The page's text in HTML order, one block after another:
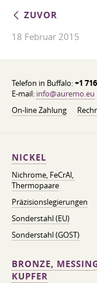
ZUVOR
18 Februar 2015
Telefon in Buffalo:+1
E-mail: info@auremo.eu
On-line Zahlung
NICKEL
Nichrome, FeСrAl, ​​
Thermopaare
Präzisionslegierungen
Sonderstahl (EU)
Sonderstahl (GOST)
BRONZE,
KUPFER